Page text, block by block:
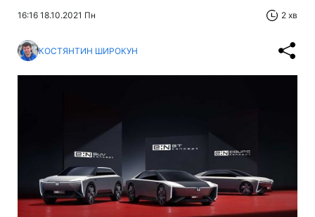
16:16 18.10.2021 Пн 2 хв
КОСТЯНТИН ШИРОКУН